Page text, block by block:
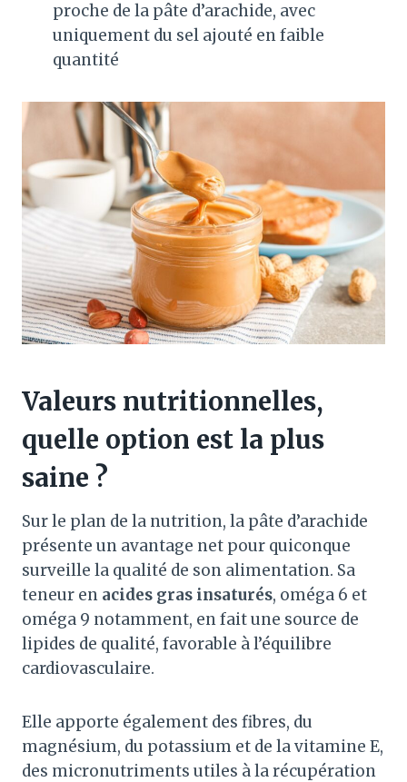
proche de la pâte d’arachide, avec
uniquement du sel ajouté en faible
quantité
Valeurs nutritionnelles,
quelle option est la plus
saine ?
Sur le plan de la nutrition, la pâte d’arachide
présente un avantage net pour quiconque
surveille la qualité de son alimentation. Sa
teneur en acides gras insaturés, oméga 6 et
oméga 9 notamment, en fait une source de
lipides de qualité, favorable à l’équilibre
cardiovasculaire.
Elle apporte également des fibres, du
magnésium, du potassium et de la vitamine E,
des micronutriments utiles à la récupération